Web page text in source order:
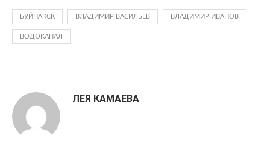
БУЙНАКСК ВЛАДИМИР ВАСИЛЬЕВ ВЛАДИМИР ИВАНОВ
ВОДОКАНАЛ
ЛЕЯ КАМАЕВА